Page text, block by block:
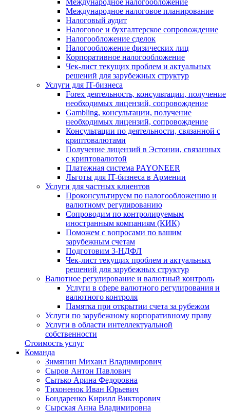
Международное налогообложение
Международное налоговое планирование
Налоговый аудит
Налоговое и бухгалтерское сопровождение
Налогообложение сделок
Налогообложение физических лиц
Корпоративное налогообложение
Чек-лист текущих проблем и актуальных
решений для зарубежных структур
Услуги для IT-бизнеса
Forex деятельность, консультации, получение
необходимых лицензий, сопровождение
Gambling, консультации, получение
необходимых лицензий, сопровождение
Консультации по деятельности, связанной с
криптовалютами
Получение лицензий в Эстонии, связанных
с криптовалютой
Платежная система PAYONEER
Льготы для IT-бизнеса в Армении
Услуги для частных клиентов
Проконсультируем по налогообложению и
валютному регулированию
Сопроводим по контролируемым
иностранным компаниям (КИК)
Поможем с вопросами по вашим
зарубежным счетам
Подготовим 3-НДФЛ
Чек-лист текущих проблем и актуальных
решений для зарубежных структур
Валютное регулирование и валютный контроль
Услуги в сфере валютного регулирования и
валютного контроля
Памятка при открытии счета за рубежом
Услуги по зарубежному корпоративному праву
Услуги в области интеллектуальной
собственности
Стоимость услуг
Команда
Зимянин Михаил Владимирович
Сыров Антон Павлович
Сытько Арина Федоровна
Тихоненок Иван Юрьевич
Бондаренко Кирилл Викторович
Сырская Анна Владимировна